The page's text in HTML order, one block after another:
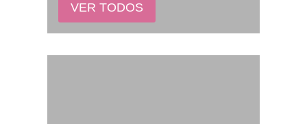
VER TODOS